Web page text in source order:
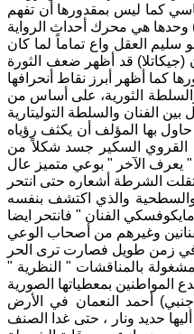
كما ليس بمقدورها أن تفهم
قتل 53 انساناً خلال مدة زمنية معينة وهو سليم العقل واع تماماً لما كان
(جيكاتلا) قد أظهر ضعف الثورة
والسلطة الثورية، على أساس من
حاول بها المؤلف أن يكثف رؤياه
القروي السكير جسد شكلاً من
والسطحية والذي اكتشف بنفسه
في زمن طويل فصارت ترى الحر
مشغولة بالمناقشات " النظرية "
أحمد النعمان في الأرض
حديد ونار ، حتى غدا الصنف